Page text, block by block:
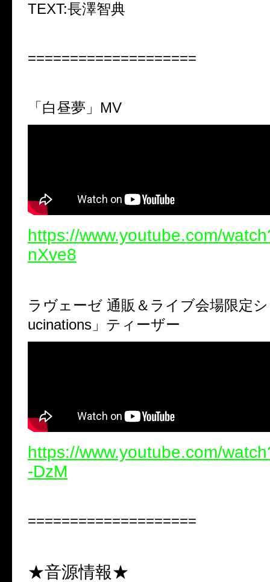
TEXT:長澤智典
====================
「白昼夢」 MV
https://www.youtube.com/
nXve8
ラヴェーゼ 通販＆ライブ会場限定
ucinations 」ティーザー
https://www.youtube.com/
-DzM
====================
★音源情報★